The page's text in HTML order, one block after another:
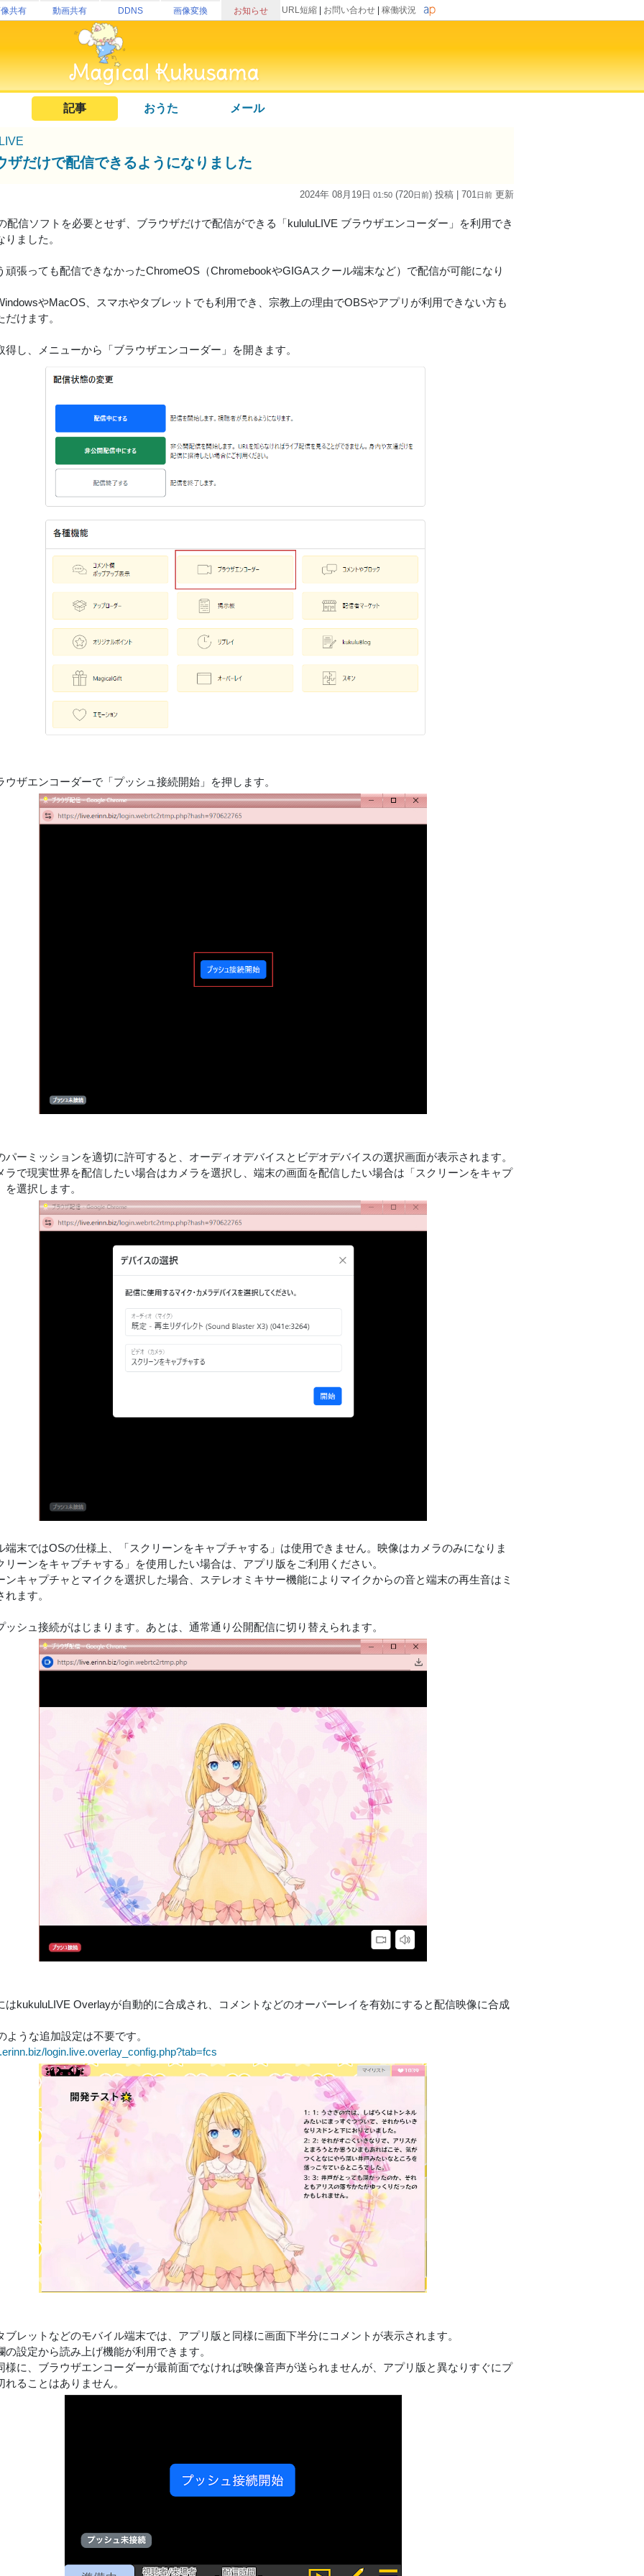
共有 動画共有 DDNS 画像変換 お知らせ URL短縮 お問い合わせ 稼働状況
記事 おうた メール
ザだけで配信できるようになりました
2024年 08月19日 01:50 (720日前) 投稿 | 701日前 更新
配信ソフトを必要とせず、ブラウザだけで配信ができる「kululuLIVE ブラウザエンコーダー」を利用でき
ました。
頑張っても配信できなかったChromeOS（ChromebookやGIGAスクール端末など）で配信が可能になり
やMacOS、スマホやタブレットでも利用でき、宗教上の理由でOBSやアプリが利用できない方も
けます。
得し、メニューから「ブラウザエンコーダー」を開きます。
ウザエンコーダーで「プッシュ接続開始」を押します。
パーミッションを適切に許可すると、オーディオデバイスとビデオデバイスの選択画面が表示されます。
ラで現実世界を配信したい場合はカメラを選択し、端末の画面を配信したい場合は「スクリーンをキャプ
を選択します。
末ではOSの仕様上、「スクリーンをキャプチャする」は使用できません。映像はカメラのみになりま
リーンをキャプチャする」を使用したい場合は、アプリ版をご利用ください。
キャプチャとマイクを選択した場合、ステレオミキサー機能によりマイクからの音と端末の再生音はミ
ます。
ッシュ接続がはじまります。あとは、通常通り公開配信に切り替えられます。
はkukuluLIVE Overlayが自動的に合成され、コメントなどのオーバーレイを有効にすると配信映像に合成
ような追加設定は不要です。
login.live.overlay_config.php?tab=fcs
ブレットなどのモバイル端末では、アプリ版と同様に画面下半分にコメントが表示されます。
の設定から読み上げ機能が利用できます。
様に、ブラウザエンコーダーが最前面でなければ映像音声が送られませんが、アプリ版と異なりすぐにプ
れることはありません。